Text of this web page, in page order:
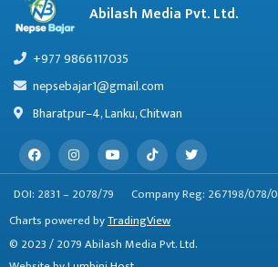
Abilash Media Pvt. Ltd.
+977 9866117035
nepsebajar1@gmail.com
Bharatpur–4, Lanku, Chitwan
DOI: 2831 – 2078/79
Company Reg: 267198/078/
Charts powered byTradingView
© 2023 / 2079 Abilash Media Pvt. Ltd.